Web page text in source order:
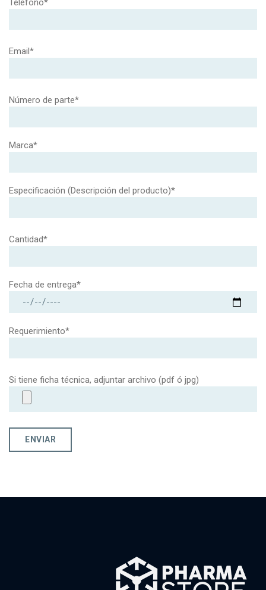
Teléfono*
Email*
Número de parte*
Marca*
Especificación (Descripción del producto)*
Cantidad*
Fecha de entrega*
Requerimiento*
Si tiene ficha técnica, adjuntar archivo (pdf ó jpg)